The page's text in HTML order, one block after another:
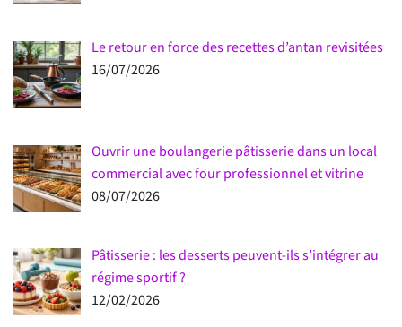
Le retour en force des recettes d’antan revisitées
16/07/2026
Ouvrir une boulangerie pâtisserie dans un local
commercial avec four professionnel et vitrine
08/07/2026
Pâtisserie : les desserts peuvent-ils s’intégrer au
régime sportif ?
12/02/2026